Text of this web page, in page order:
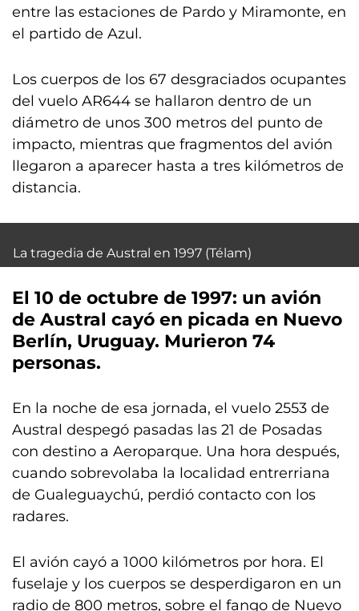
entre las estaciones de Pardo y Miramonte, en
el partido de Azul.
Los cuerpos de los 67 desgraciados ocupantes
del vuelo AR644 se hallaron dentro de un
diámetro de unos 300 metros del punto de
impacto, mientras que fragmentos del avión
llegaron a aparecer hasta a tres kilómetros de
distancia.
La tragedia de Austral en 1997 (Télam)
El 10 de octubre de 1997: un avión
de Austral cayó en picada en Nuevo
Berlín, Uruguay. Murieron 74
personas.
En la noche de esa jornada, el vuelo 2553 de
Austral despegó pasadas las 21 de Posadas
con destino a Aeroparque. Una hora después,
cuando sobrevolaba la localidad entrerriana
de Gualeguaychú, perdió contacto con los
radares.
El avión cayó a 1000 kilómetros por hora. El
fuselaje y los cuerpos se desperdigaron en un
radio de 800 metros, sobre el fango de Nuevo